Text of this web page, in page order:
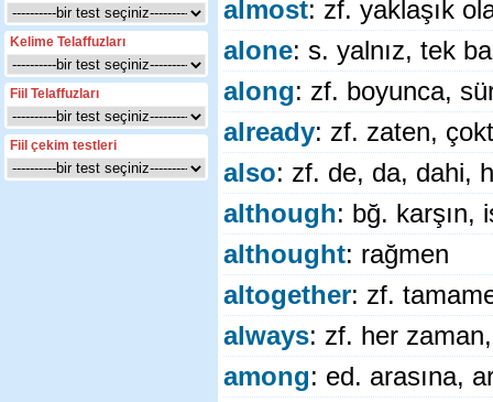
Kelime Telaffuzları
Fiil Telaffuzları
Fiil çekim testleri
almost: zf. yaklaşık
alone: s. yalnız, tek
along: zf. boyunca,
already: zf. zaten,
also: zf. de, da, dahi,
although: bğ. karşın,
althought: rağmen
altogether: zf.
always: zf. her
among: ed. arasına,